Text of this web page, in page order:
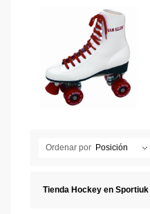
Ordenar por Posición
Tienda Hockey en Sportiuk